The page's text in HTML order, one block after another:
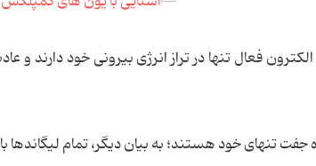
فعال تنها در تراز انرژی بیرونی خود دارند و
جفت تنهای خود هستند؛ به بیان دیگر، تمام